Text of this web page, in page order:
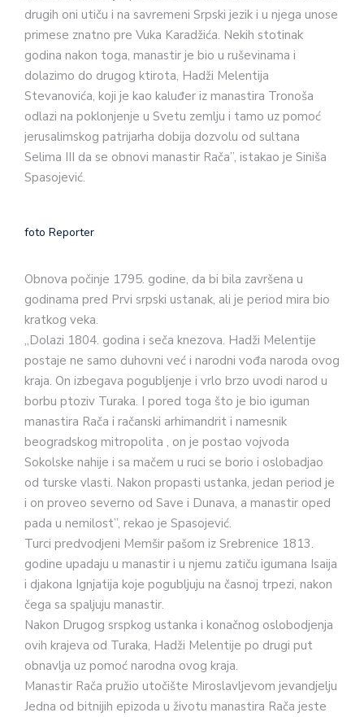
drugih oni utiču i na savremeni Srpski jezik i u njega unose
primese znatno pre Vuka Karadžića. Nekih stotinak
godina nakon toga, manastir je bio u ruševinama i
dolazimo do drugog ktirota, Hadži Melentija
Stevanovića, koji je kao kaluđer iz manastira Tronoša
odlazi na poklonjenje u Svetu zemlju i tamo uz pomoć
jerusalimskog patrijarha dobija dozvolu od sultana
Selima III da se obnovi manastir Rača”, istakao je Siniša
Spasojević.
foto Reporter
Obnova počinje 1795. godine, da bi bila završena u
godinama pred Prvi srpski ustanak, ali je period mira bio
kratkog veka.
„Dolazi 1804. godina i seča knezova. Hadži Melentije
postaje ne samo duhovni već i narodni vođa naroda ovog
kraja. On izbegava pogubljenje i vrlo brzo uvodi narod u
borbu ptoziv Turaka. I pored toga što je bio iguman
manastira Rača i račanski arhimandrit i namesnik
beogradskog mitropolita , on je postao vojvoda
Sokolske nahije i sa mačem u ruci se borio i oslobadjao
od turske vlasti. Nakon propasti ustanka, jedan period je
i on proveo severno od Save i Dunava, a manastir oped
pada u nemilost”, rekao je Spasojević.
Turci predvodjeni Memšir pašom iz Srebrenice 1813.
godine upadaju u manastir i u njemu zatiču igumana Isaija
i djakona Ignjatija koje pogubljuju na časnoj trpezi, nakon
čega sa spaljuju manastir.
Nakon Drugog srspkog ustanka i konačnog oslobodjenja
ovih krajeva od Turaka, Hadži Melentije po drugi put
obnavlja uz pomoć narodna ovog kraja.
Manastir Rača pružio utočište Miroslavljevom jevandjelju
Jedna od bitnijih epizoda u životu manastira Rača jeste